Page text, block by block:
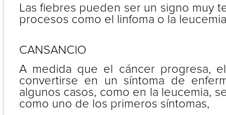
Las fiebres pueden ser un signo muy
procesos como el linfoma o la
CANSANCIO
A medida que el cáncer progresa,
convertirse en un síntoma de
algunos casos, como en la leucemia,
como uno de los primeros síntomas,